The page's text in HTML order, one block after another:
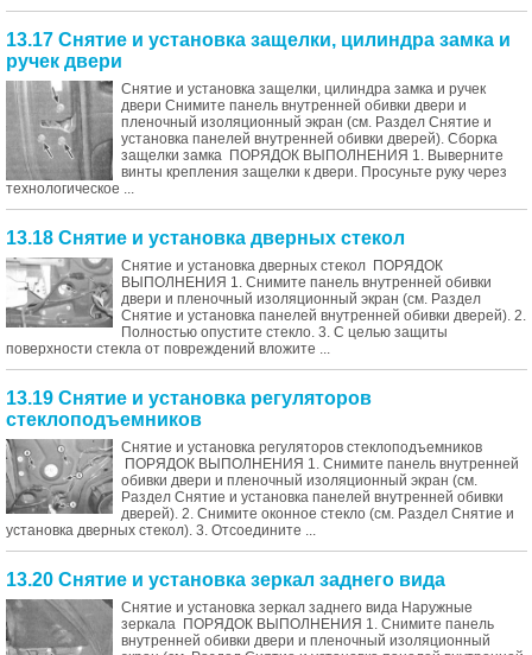
13.17 Снятие и установка защелки, цилиндра замка и
ручек двери
Снятие и установка защелки, цилиндра замка и ручек
двери Снимите панель внутренней обивки двери и
пленочный изоляционный экран (см. Раздел Снятие и
установка панелей внутренней обивки дверей). Сборка
защелки замка ПОРЯДОК ВЫПОЛНЕНИЯ 1. Выверните
винты крепления защелки к двери. Просуньте руку через
технологическое ...
13.18 Снятие и установка дверных стекол
Снятие и установка дверных стекол ПОРЯДОК
ВЫПОЛНЕНИЯ 1. Снимите панель внутренней обивки
двери и пленочный изоляционный экран (см. Раздел
Снятие и установка панелей внутренней обивки дверей). 2.
Полностью опустите стекло. 3. С целью защиты
поверхности стекла от повреждений вложите ...
13.19 Снятие и установка регуляторов
стеклоподъемников
Снятие и установка регуляторов стеклоподъемников
ПОРЯДОК ВЫПОЛНЕНИЯ 1. Снимите панель внутренней
обивки двери и пленочный изоляционный экран (см.
Раздел Снятие и установка панелей внутренней обивки
дверей). 2. Снимите оконное стекло (см. Раздел Снятие и
установка дверных стекол). 3. Отсоедините ...
13.20 Снятие и установка зеркал заднего вида
Снятие и установка зеркал заднего вида Наружные
зеркала ПОРЯДОК ВЫПОЛНЕНИЯ 1. Снимите панель
внутренней обивки двери и пленочный изоляционный